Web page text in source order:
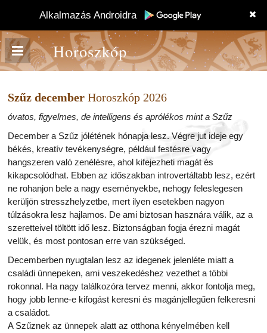
Alkalmazás Androidra
Horoszkóp
Szűz december Horoszkóp 2026
óvatos, figyelmes, de intelligens és aprólékos mint a Szűz
December a Szűz jólétének hónapja lesz. Végre jut ideje egy
békés, kreatív tevékenységre, például festésre vagy
hangszeren való zenélésre, ahol kifejezheti magát és
kikapcsolódhat. Ebben az időszakban introvertáltabb lesz, ezért
ne rohanjon bele a nagy eseményekbe, nehogy feleslegesen
kerüljön stresszhelyzetbe, mert ilyen esetekben nagyon
túlzásokra lesz hajlamos. De ami biztosan hasznára válik, az a
szeretteivel töltött idő lesz. Biztonságban fogja érezni magát
velük, és most pontosan erre van szükséged.
Decemberben nyugtalan lesz az idegenek jelenléte miatt a
családi ünnepeken, ami veszekedéshez vezethet a többi
rokonnal. Ha nagy találkozóra tervez menni, akkor fontolja meg,
hogy jobb lenne-e kifogást keresni és magánjellegűen felkeresni
a családot.
A Szűznek az ünnepek alatt az otthona kényelmében kell